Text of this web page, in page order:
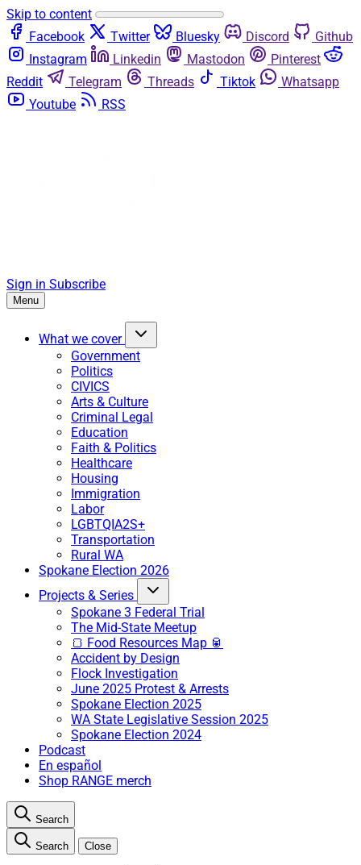
Skip to content
Facebook
Twitter Bluesky Discord
Github
Instagram
Linkedin Mastodon
Pinterest
Reddit
Telegram Threads Tiktok
Whatsapp
Youtube
RSS
Sign in Subscribe
Menu
What we cover
Government
Politics
CIVICS
Arts & Culture
Criminal Legal
Education
Faith & Politics
Healthcare
Housing
Immigration
Labor
LGBTQIA2S+
Transportation
Rural WA
Spokane Election 2026
Projects & Series
Spokane 3 Federal Trial
The Mid-State Meetup
🍞 Food Resources Map 🥫
Accident by Design
Flock Investigation
June 2025 Protest & Arrests
Spokane Election 2025
WA State Legislative Session 2025
Spokane Election 2024
Podcast
En español
Shop RANGE merch
Search
Search Close